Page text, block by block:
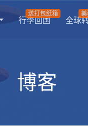
全球
行李回国
送打包纸箱
博客